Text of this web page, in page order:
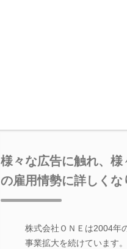
様々な広告に触れ、
の雇用情勢に詳しくな
株式会社ＯＮＥは2004年
事業拡大を続けています。